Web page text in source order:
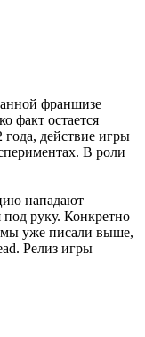
франшизе
факт остается
года, действие игры
В роли
нападают
руку. Конкретно
мы уже писали выше,
Релиз игры